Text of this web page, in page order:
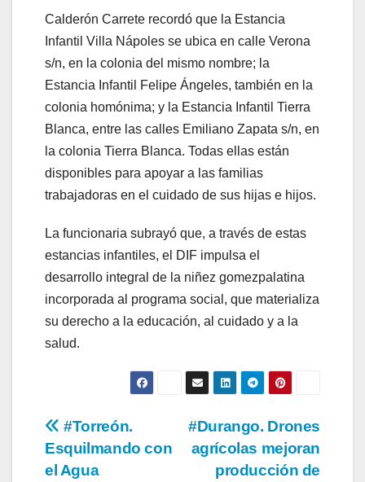
Calderón Carrete recordó que la Estancia
Infantil Villa Nápoles se ubica en calle Verona
s/n, en la colonia del mismo nombre; la
Estancia Infantil Felipe Ángeles, también en la
colonia homónima; y la Estancia Infantil Tierra
Blanca, entre las calles Emiliano Zapata s/n, en
la colonia Tierra Blanca. Todas ellas están
disponibles para apoyar a las familias
trabajadoras en el cuidado de sus hijas e hijos.
La funcionaria subrayó que, a través de estas
estancias infantiles, el DIF impulsa el
desarrollo integral de la niñez gomezpalatina
incorporada al programa social, que materializa
su derecho a la educación, al cuidado y a la
salud.
Navegación
de
#Durango. Drones
agrícolas mejoran
producción de
#Torreón.
Esquilmando con
el Agua